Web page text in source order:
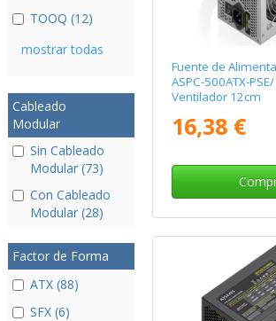
TOOQ (12)
mostrar todas
Cableado
Modular
Sin Cableado
Modular (73)
Con Cableado
Modular (28)
Factor de Forma
ATX (88)
SFX (6)
Fuente de
ASPC-500ATX-
Ventilador 12cm
16,38 €